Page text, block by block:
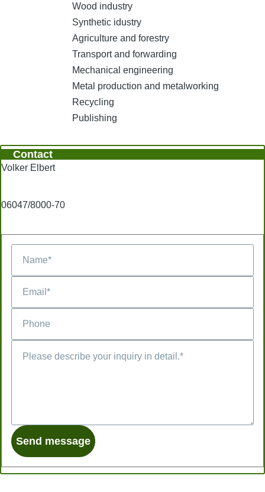
Wood industry
Synthetic idustry
Agriculture and forestry
Transport and forwarding
Mechanical engineering
Metal production and metalworking
Recycling
Publishing
Contact
Volker Elbert
06047/8000-70